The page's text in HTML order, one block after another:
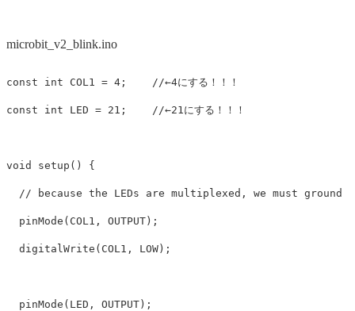
microbit_v2_blink.ino
const int COL1 = 4 ; //←4にする！！！
const int LED = 21 ; //←21にする！！！
void setup () {
// because the LEDs are multiplexed, we must ground
pinMode ( COL1 , OUTPUT);
digitalWrite ( COL1 , LOW);
pinMode ( LED , OUTPUT);